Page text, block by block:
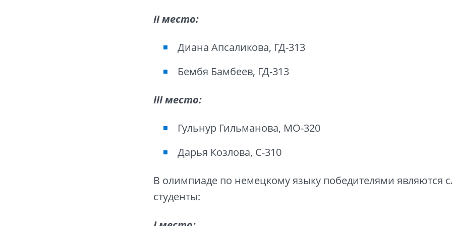
II место:
Диана Апсаликова, ГД-313
Бембя Бамбеев, ГД-313
III место:
Гульнур Гильманова, МО-320
Дарья Козлова, С-310
В олимпиаде по немецкому языку победителями являются
студенты: